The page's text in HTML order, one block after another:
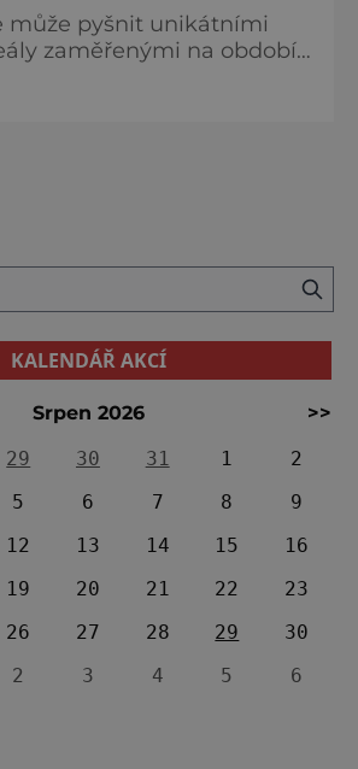
může pyšnit unikátními
zaměřenými na období
– westernové městečko,
mezi kterými nechyb
KALENDÁŘ AKCÍ
Srpen 2026
>>
29 30 31 1
2
5 6 7 8
9
12 13 14 15
16
19 20 21 22
23
26 27 28 29
30
2 3 4 5 6